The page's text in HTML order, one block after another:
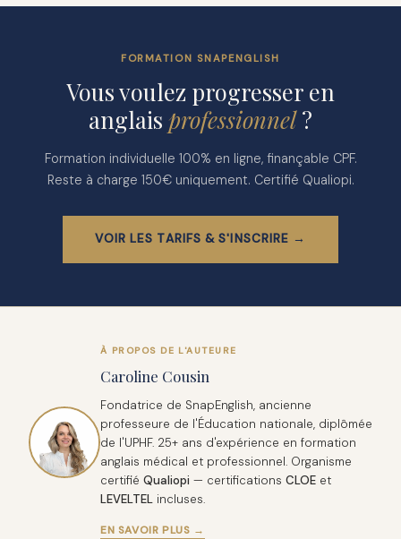
FORMATION SNAPENGLISH
Vous voulez progresser en
anglais professionnel?
Formation individuelle 100% en ligne, finançable CPF.
Reste à charge 150€ uniquement. Certifié Qualiopi.
VOIR LES TARIFS & S'INSCRIRE →
À PROPOS DE L'AUTEURE
Caroline Cousin
Fondatrice de SnapEnglish, ancienne
professeure de l'Éducation nationale, diplômée
de l'UPHF. 25+ ans d'expérience en formation
anglais médical et professionnel. Organisme
certifié Qualiopi — certifications CLOE et
LEVELTEL incluses.
EN SAVOIR PLUS →